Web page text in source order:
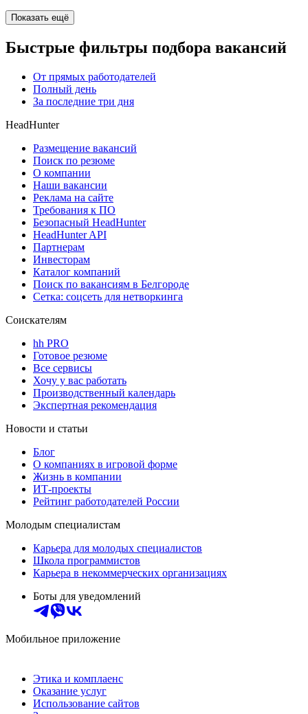
Показать ещё
Быстрые фильтры подбора вакансий
От прямых работодателей
Полный день
За последние три дня
HeadHunter
Размещение вакансий
Поиск по резюме
О компании
Наши вакансии
Реклама на сайте
Требования к ПО
Безопасный HeadHunter
HeadHunter API
Партнерам
Инвесторам
Каталог компаний
Поиск по вакансиям в Белгороде
Сетка: соцсеть для нетворкинга
Соискателям
hh PRO
Готовое резюме
Все сервисы
Хочу у вас работать
Производственный календарь
Экспертная рекомендация
Новости и статьи
Блог
О компаниях в игровой форме
Жизнь в компании
ИТ-проекты
Рейтинг работодателей России
Молодым специалистам
Карьера для молодых специалистов
Школа программистов
Карьера в некоммерческих организациях
Боты для уведомлений
Мобильное приложение
Этика и комплаенс
Оказание услуг
Использование сайтов